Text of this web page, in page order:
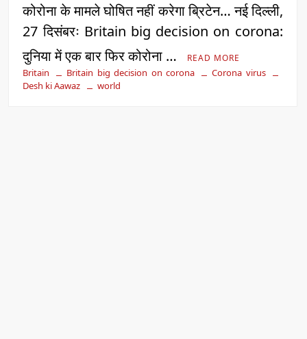
कोरोना के मामले घोषित नहीं करेगा ब्रिटेन… नई दिल्ली,
27 दिसंबरः Britain big decision on corona:
दुनिया में एक बार फिर कोरोना …
READ MORE
Britain Britain big decision on corona
Corona virus
Desh ki Aawaz
world